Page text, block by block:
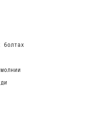
болтах